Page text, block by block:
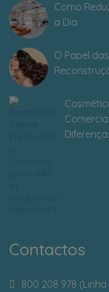
Como
a Dia
O Papel
Contactos
800 208 978